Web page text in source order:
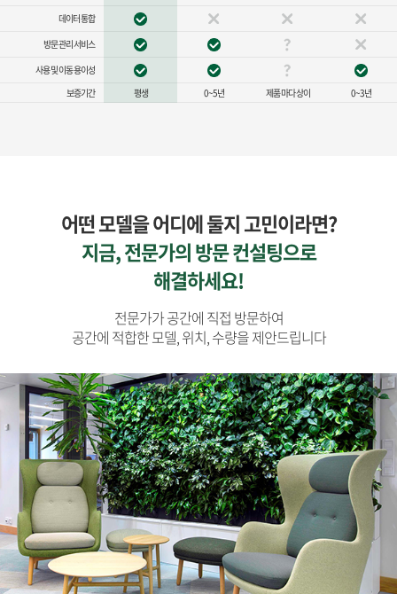
데이터 통합
방문 관리 서비스
사용 및 이동 용이성
보증기간
평생 0~5년 제품 마다 상이 0~3년
어떤 모델을 어디에 둘지 고민이라면?
지금, 전문가의 방문 컨설팅으로
해결하세요!
전문가가 공간에 직접 방문하여
공간에 적합한 모델, 위치, 수량을 제안드립니다